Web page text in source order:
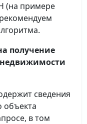
(на примере
получение
недвижимости
сведения
объекта
в том